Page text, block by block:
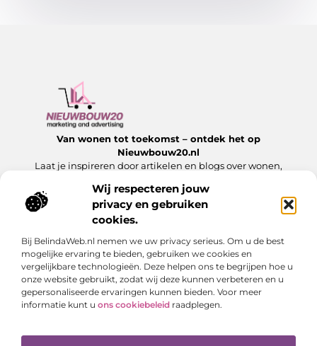
Wij respecteren jouw
privacy en gebruiken
cookies.
Bij BelindaWeb.nl nemen we uw privacy serieus. Om u de best
mogelijke ervaring te bieden, gebruiken we cookies en
vergelijkbare technologieën. Deze helpen ons te begrijpen hoe u
onze website gebruikt, zodat wij deze kunnen verbeteren en u
gepersonaliseerde ervaringen kunnen bieden. Voor meer
informatie kunt u ons cookiebeleid raadplegen.
Van wonen tot toekomst – ontdek het op
Nieuwbouw20.nl
Laat je inspireren door artikelen en blogs over wonen,
Onze informatie
Bericht categorie